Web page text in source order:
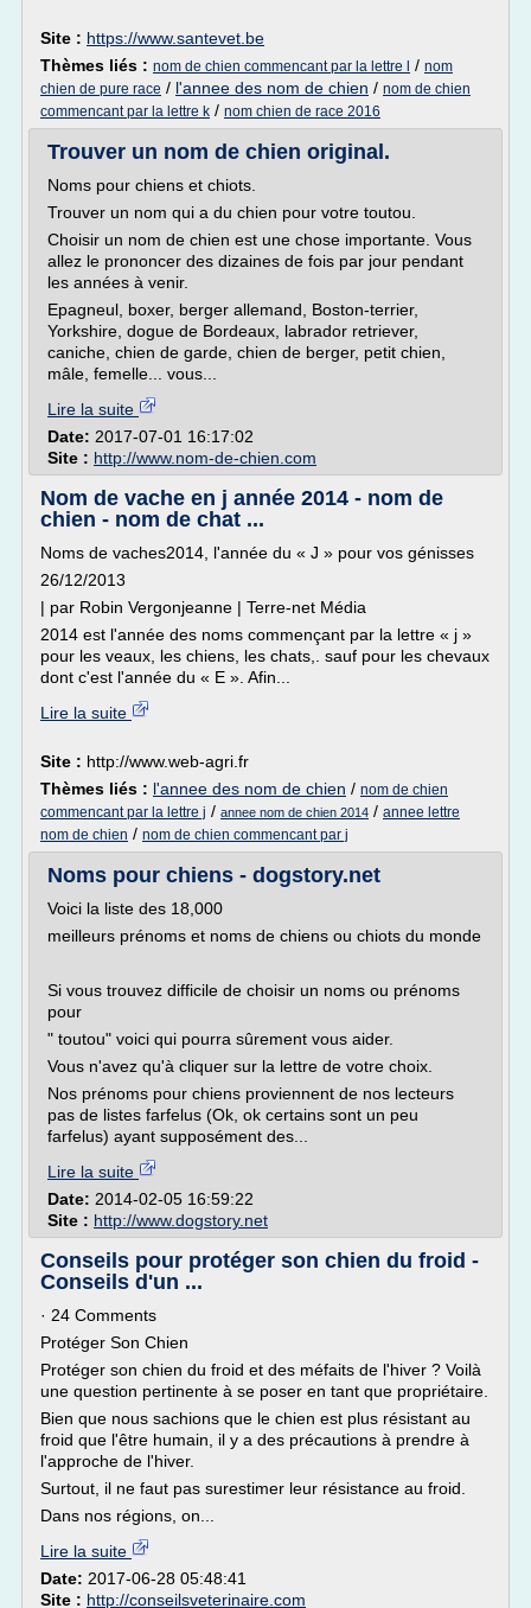
Site : https://www.santevet.be
Thèmes liés : nom de chien commencant par la lettre l / nom
chien de pure race / l'annee des nom de chien / nom de chien
commencant par la lettre k / nom chien de race 2016
Trouver un nom de chien original.
Noms pour chiens et chiots.
Trouver un nom qui a du chien pour votre toutou.
Choisir un nom de chien est une chose importante. Vous
allez le prononcer des dizaines de fois par jour pendant
les années à venir.
Epagneul, boxer, berger allemand, Boston-terrier,
Yorkshire, dogue de Bordeaux, labrador retriever,
caniche, chien de garde, chien de berger, petit chien,
mâle, femelle... vous...
Lire la suite
Date: 2017-07-01 16:17:02
Site : http://www.nom-de-chien.com
Nom de vache en j année 2014 - nom de
chien - nom de chat ...
Noms de vaches2014, l'année du « J » pour vos génisses
26/12/2013
| par Robin Vergonjeanne | Terre-net Média
2014 est l'année des noms commençant par la lettre « j »
pour les veaux, les chiens, les chats,. sauf pour les chevaux
dont c'est l'année du « E ». Afin...
Lire la suite
Site : http://www.web-agri.fr
Thèmes liés : l'annee des nom de chien / nom de chien
commencant par la lettre j / annee nom de chien 2014 / annee lettre
nom de chien / nom de chien commencant par j
Noms pour chiens - dogstory.net
Voici la liste des 18,000
meilleurs prénoms et noms de chiens ou chiots du monde
Si vous trouvez difficile de choisir un noms ou prénoms
pour
" toutou" voici qui pourra sûrement vous aider.
Vous n'avez qu'à cliquer sur la lettre de votre choix.
Nos prénoms pour chiens proviennent de nos lecteurs
pas de listes farfelus (Ok, ok certains sont un peu
farfelus) ayant supposément des...
Lire la suite
Date: 2014-02-05 16:59:22
Site : http://www.dogstory.net
Conseils pour protéger son chien du froid -
Conseils d'un ...
· 24 Comments
Protéger Son Chien
Protéger son chien du froid et des méfaits de l'hiver ? Voilà
une question pertinente à se poser en tant que propriétaire.
Bien que nous sachions que le chien est plus résistant au
froid que l'être humain, il y a des précautions à prendre à
l'approche de l'hiver.
Surtout, il ne faut pas surestimer leur résistance au froid.
Dans nos régions, on...
Lire la suite
Date: 2017-06-28 05:48:41
Site : http://conseilsveterinaire.com